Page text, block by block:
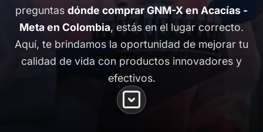
preguntas dónde comprar GNM-X en Acacías -
Meta en Colombia, estás en el lugar correcto.
Aquí, te brindamos la oportunidad de mejorar tu
calidad de vida con productos innovadores y
efectivos.